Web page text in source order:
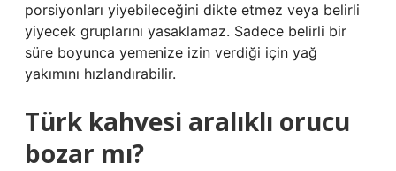
porsiyonları yiyebileceğini dikte etmez veya belirli
yiyecek gruplarını yasaklamaz. Sadece belirli bir
süre boyunca yemenize izin verdiği için yağ
yakımını hızlandırabilir.
Türk kahvesi aralıklı orucu
bozar mı?